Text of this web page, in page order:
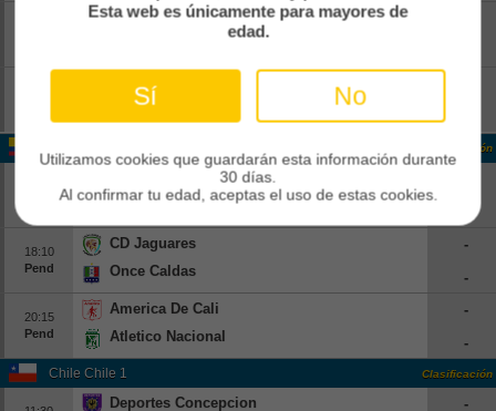
Red Bull Bragantino
Flamengo
Clasificación
Bucaramanga
18:10
Pend
CD Jaguares
Once Caldas
-
-
20:15
Pend
America De Cali
Atletico Nacional
-
-
Chile Chile 1 Clasificación
Deportes Concepcion
-
Esta web es únicamente para mayores de
edad.
Sí No
Utilizamos cookies que guardarán esta información durante
30 días.
Al confirmar tu edad, aceptas el uso de estas cookies.